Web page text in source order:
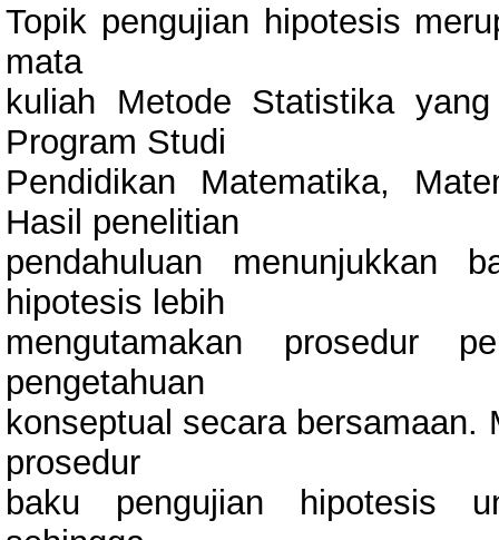
Topik pengujian hipotesis
mata
kuliah Metode Statistika
Program Studi
Pendidikan Matematika,
Hasil penelitian
pendahuluan menunjukkan
hipotesis lebih
mengutamakan prosedur
pengetahuan
konseptual secara bersamaan.
prosedur
baku pengujian hipotesis